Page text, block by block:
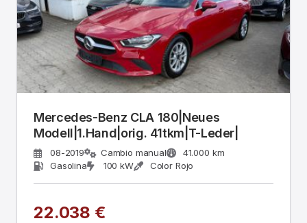
Mercedes-Benz CLA 180|Neues
Modell|1.Hand|orig. 41tkm|T-Leder|
08-2019 Cambio manual
41.000 km
Gasolina
100 kW Color Rojo
22.038 €